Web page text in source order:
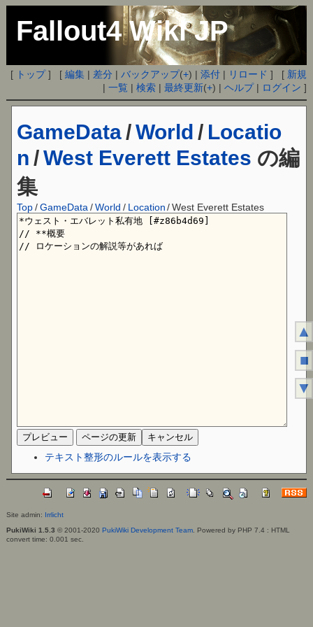
Fallout4 Wiki JP
[ トップ] [編集 | 差分 |バックアップ(+) |添付 | リロード ] [ 新規
|一覧 |検索 |最終更新(+) |ヘルプ| ログイン ]
GameData /World / Locatio
n /West Everett Estates の編
集
Top /GameData /World / Location / West Everett Estates
テキスト整形のルールを表示する
Site admin: Irrlicht
PukiWiki 1.5.3 © 2001-2020 PukiWiki Development Team. Powered by PHP 7.4 : HTML
convert time: 0.001 sec.
▲
■
▼